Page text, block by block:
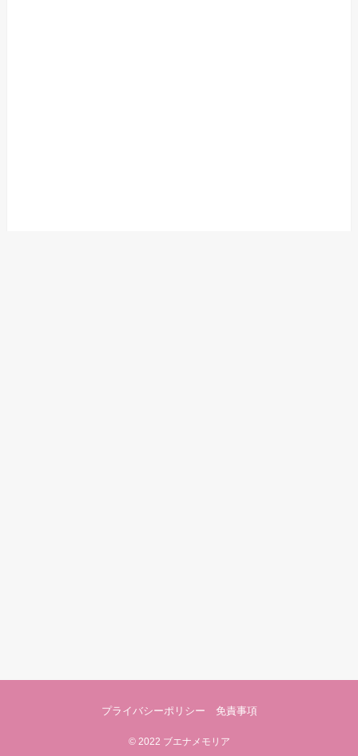
プライバシーポリシー 免責事項
©2022 ブエナメモリア